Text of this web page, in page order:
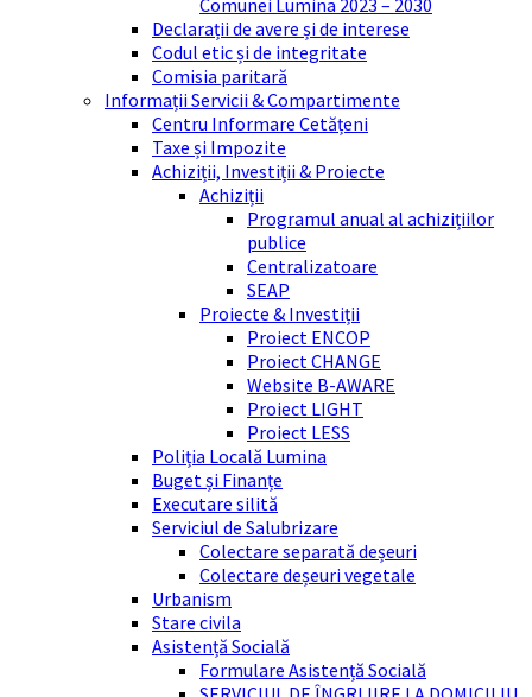
Comunei Lumina 2023 – 2030
Declarații de avere și de interese
Codul etic și de integritate
Comisia paritară
Informații Servicii & Compartimente
Centru Informare Cetățeni
Taxe și Impozite
Achiziții, Investiții & Proiecte
Achiziții
Programul anual al achizițiilor
publice
Centralizatoare
SEAP
Proiecte & Investiții
Proiect ENCOP
Proiect CHANGE
Website B-AWARE
Proiect LIGHT
Proiect LESS
Poliția Locală Lumina
Buget și Finanțe
Executare silită
Serviciul de Salubrizare
Colectare separată deșeuri
Colectare deșeuri vegetale
Urbanism
Stare civila
Asistență Socială
Formulare Asistență Socială